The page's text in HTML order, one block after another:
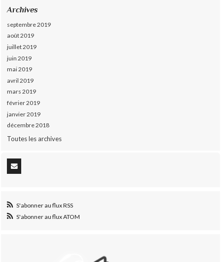
Archives
septembre 2019
août 2019
juillet 2019
juin 2019
mai 2019
avril 2019
mars 2019
février 2019
janvier 2019
décembre 2018
Toutes les archives
S'abonner au flux RSS
S'abonner au flux ATOM